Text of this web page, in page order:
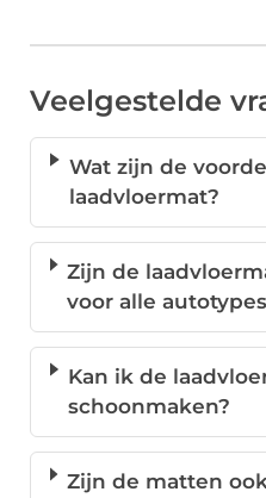
Veelgestelde
Wat zijn de
laadvloermat?
Zijn de
voor alle
Kan ik de
schoonmaken?
Zijn de matten